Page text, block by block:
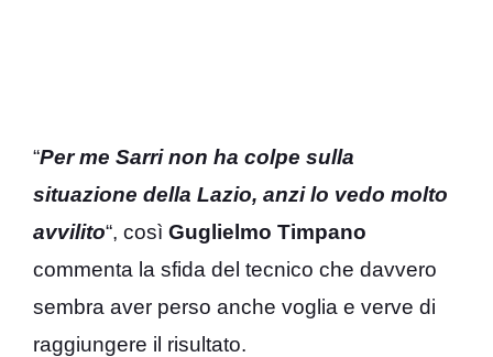
“Per me Sarri non ha colpe sulla
situazione della Lazio, anzi lo vedo molto
avvilito“, così Guglielmo Timpano
commenta la sfida del tecnico che davvero
sembra aver perso anche voglia e verve di
raggiungere il risultato.